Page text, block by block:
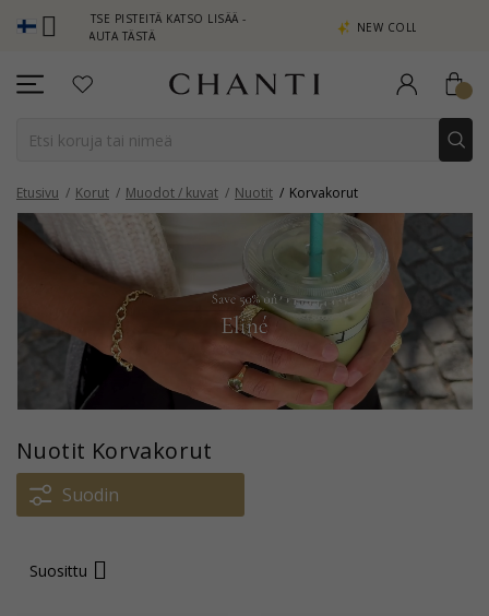
PISTEITÄ KATSO LISÄÄ -
TÄSTÄ
NEW COLLECTION | AURA
Etusivu Korut Muodot / kuvat Nuotit Korvakorut
Nuotit Korvakorut
Suodin
Suosittu